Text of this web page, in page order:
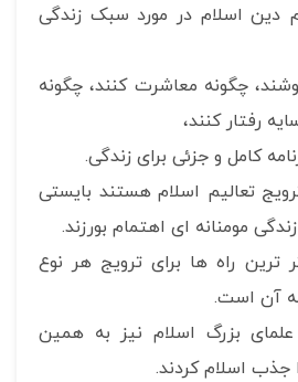
دین اسلام در مورد سبک زندگی
چگونه معاشرت کنند، چگونه
رفتار کنند،
کامل و جزئی برای زندگی.
تعالیم اسلام هستند بایستی
مومنانه ای اهتمام بورزند.
ترین راه ها برای ترویج هر نوع
آن است.
بزرگ اسلام نیز به همین
جذب اسلام کردند.